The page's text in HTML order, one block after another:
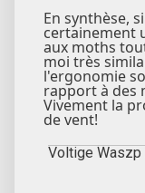
En synthèse,
certainement
aux moths
moi très
l'ergonomie
rapport à des
Vivement la
de vent!
Voltige Waszp